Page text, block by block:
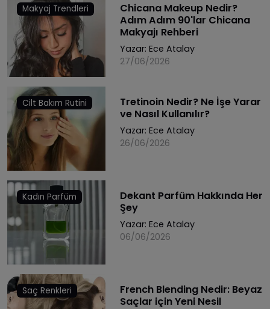
Makyaj Trendleri
Chicana Makeup Nedir?
Adım Adım 90'lar Chicana
Makyajı Rehberi
Yazar: Ece Atalay
27/06/2026
Cilt Bakım Rutini
Tretinoin Nedir? Ne İşe Yarar
ve Nasıl Kullanılır?
Yazar: Ece Atalay
26/06/2026
Kadın Parfüm
Dekant Parfüm Hakkında Her
Şey
Yazar: Ece Atalay
06/06/2026
Saç Renkleri
French Blending Nedir: Beyaz
Saçlar için Yeni Nesil